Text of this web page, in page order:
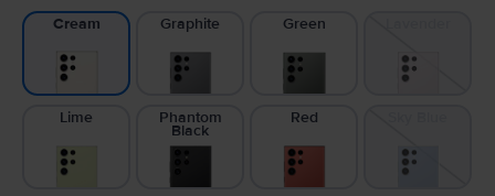
Cream Graphite Green
Lime Phantom
Black
Red